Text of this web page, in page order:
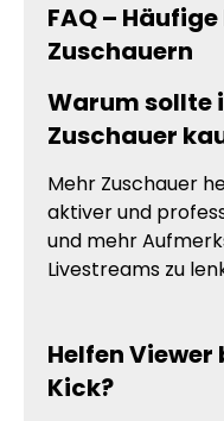
FAQ –
Zuschauern
Warum sollte
Zuschauer
Mehr Zuschauer
aktiver und
und mehr
Livestreams zu
Helfen
Kick?